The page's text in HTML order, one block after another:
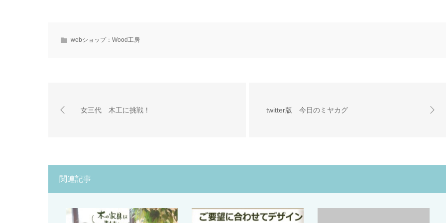
webショップ：Wood工房
女三代 木工に挑戦！ twitter版 今日のミヤカグ
関連記事